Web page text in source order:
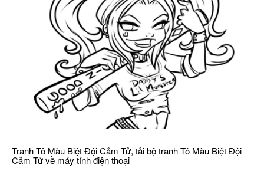
Tranh Tô Màu Biệt Đội Cảm Tử, tải bộ tranh Tô Màu Biệt Đội
Cảm Tử về máy tính điện thoại